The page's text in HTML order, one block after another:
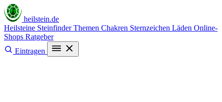
heilstein.de
Heilsteine SteinfinderThemen Chakren Sternzeichen Läden Online-
Shops Ratgeber
Eintragen